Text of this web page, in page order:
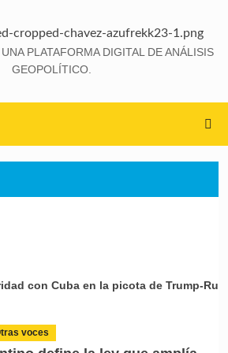
PLATAFORMA DIGITAL DE ANÁLISIS
GEOPOLÍTICO.
con Cuba en la picota de Trump-
voces